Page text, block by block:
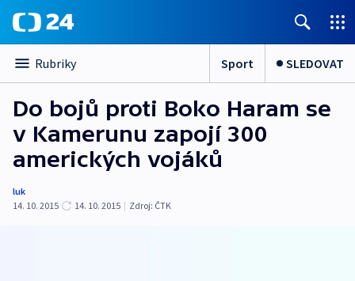
Rubriky Sport SLEDOVAT
Do bojů proti Boko Haram se
v Kamerunu zapojí 300
amerických vojáků
luk
14. 10. 2015
14. 10. 2015 | Zdroj: ČTK